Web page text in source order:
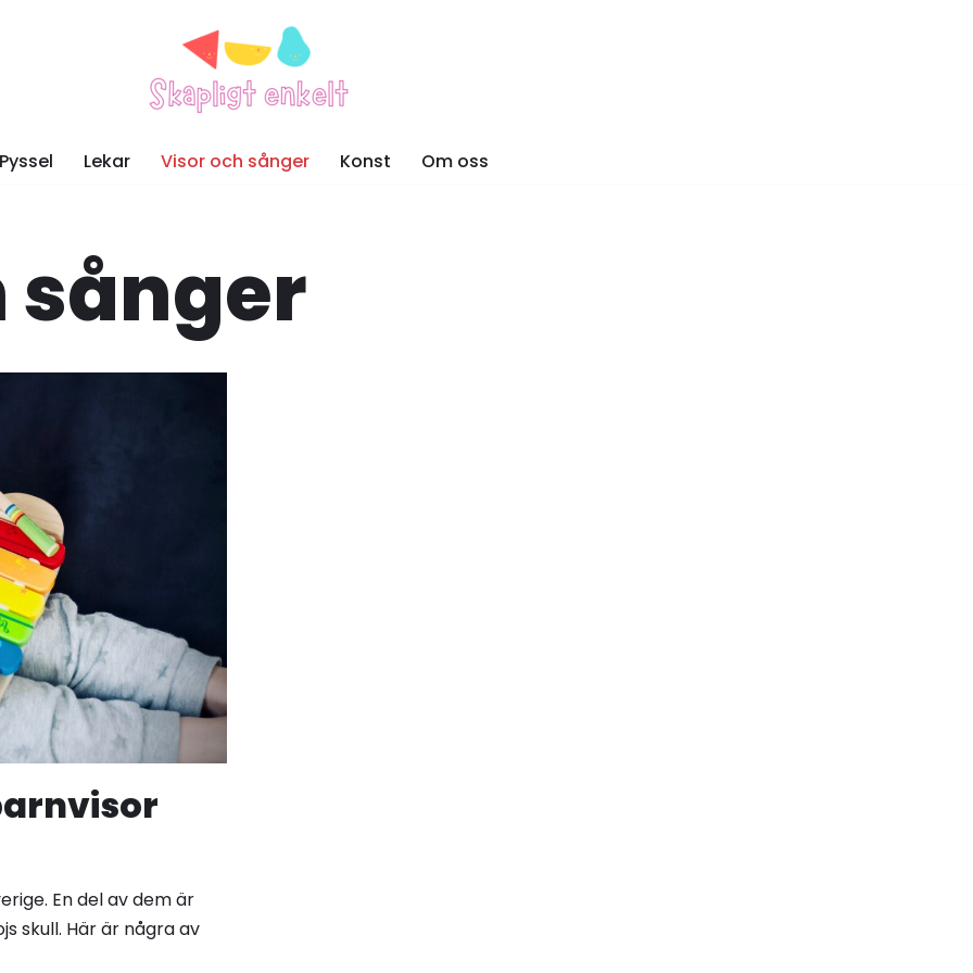
Pyssel
Lekar Visor och sånger Konst Om oss
sånger
En del av dem är
skull. Här är några av